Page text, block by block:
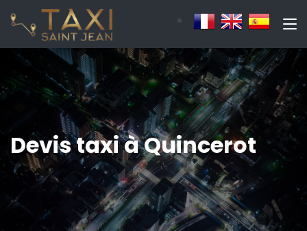
Devis taxi à Quincerot